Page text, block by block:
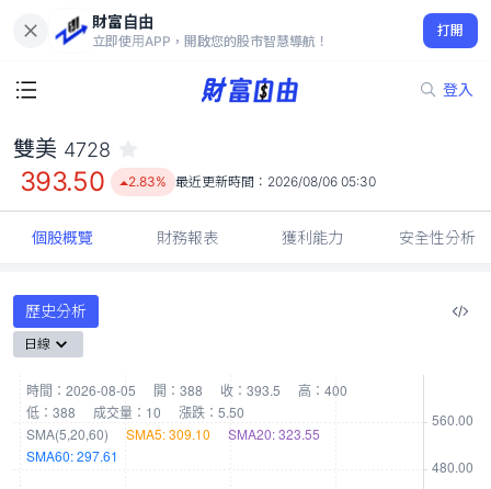
財富自由
立即使用APP，開啟您的股市智慧導航！
打開
登入
393.50
2.83%
雙美 4728
393.50 2.83% 最近更新時間： 2026/08/06 05:30
個股概覽 財務報表 獲利能力 安全性分析
歷史分析
日線